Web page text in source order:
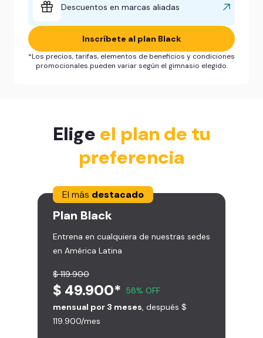
Descuentos en marcas aliadas
Inscríbete al plan Black
*Los precios, tarifas, elementos de beneficios y condiciones
promocionales pueden variar según el gimnasio elegido.
Elige el plan de tu
preferencia
El más destacado
Plan Black
Entrena en cualquiera de nuestras sedes
en América Latina
$ 119.900
$ 49.900* 58% OFF
mensual por 3 meses , después $
119.900/mes